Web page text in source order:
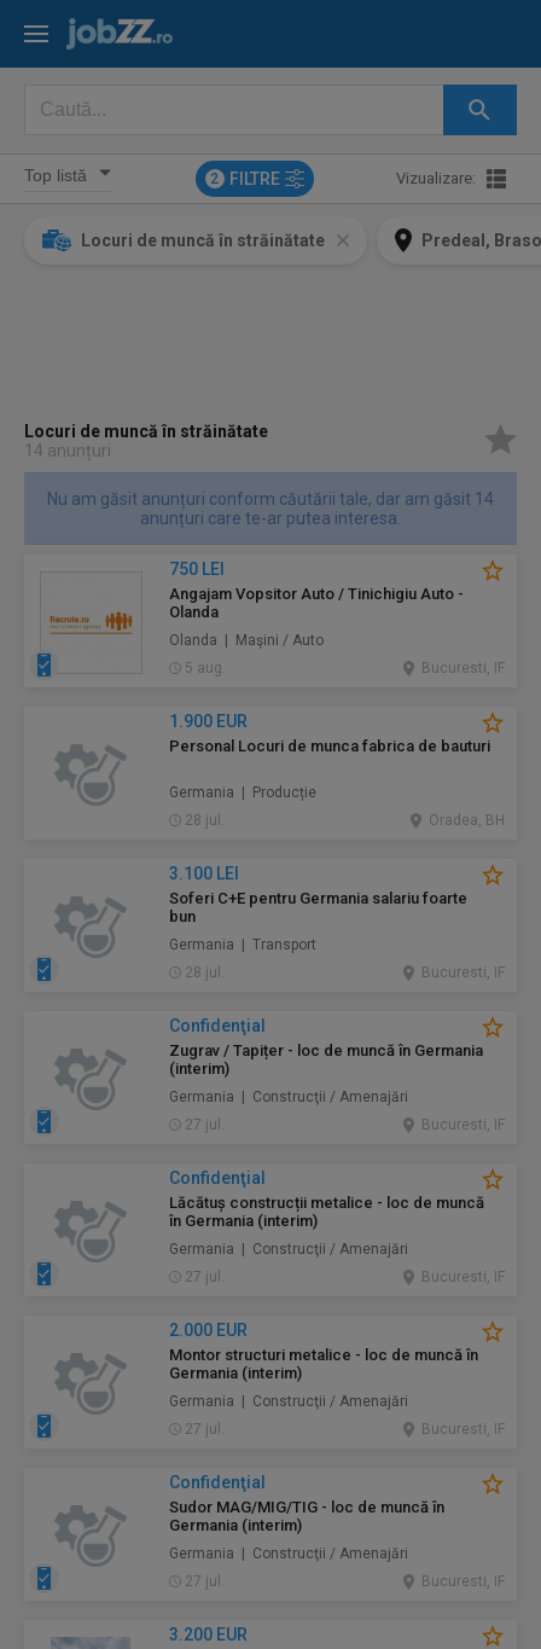
2 FILTRE Vizualizare:
Locuri de muncă în străinătate Predeal,
Locuri de muncă în străinătate
14 anunțuri
Nu am găsit anunțuri conform căutării tale, dar am găsit 14
anunțuri care te-ar putea interesa.
750 LEI
Angajam Vopsitor Auto / Tinichigiu Auto -
Olanda
Olanda | Maşini / Auto
5 aug.
Bucuresti, IF
1.900 EUR
Personal Locuri de munca fabrica de bauturi
Germania | Producție
28 jul.
Oradea, BH
3.100 LEI
Soferi C+E pentru Germania salariu foarte
bun
Germania | Transport
28 jul.
Bucuresti, IF
Confidenţial
Zugrav / Tapițer - loc de muncă în Germania
(interim)
Germania | Construcţii / Amenajări
27 jul.
Bucuresti, IF
Confidenţial
Lăcătuș construcții metalice - loc de muncă
în Germania (interim)
Germania | Construcţii / Amenajări
27 jul.
Bucuresti, IF
2.000 EUR
Montor structuri metalice - loc de muncă în
Germania (interim)
Germania | Construcţii / Amenajări
27 jul.
Bucuresti, IF
Confidenţial
Sudor MAG/MIG/TIG - loc de muncă în
Germania (interim)
Germania | Construcţii / Amenajări
27 jul.
Bucuresti, IF
3.200 EUR